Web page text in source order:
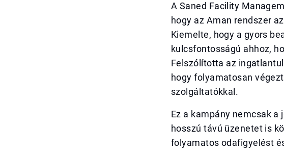
A Saned Facility
hogy az Aman rendszer
Kiemelte, hogy a gyors
kulcsfontosságú ahhoz,
Felszólította az
hogy folyamatosan
szolgáltatókkal.
Ez a kampány nemcsak
hosszú távú üzenetet is
folyamatos odafigyelést